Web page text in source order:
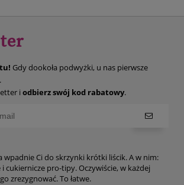
Gdy dookoła podwyżki, u nas pierwsze
.
i odbierz swój kod rabatowy.
wpadnie Ci do skrzynki krótki liścik. A w nim:
cukiernicze pro-tipy. Oczywiście, w każdej
możesz z niego zrezygnować. To łatwe.